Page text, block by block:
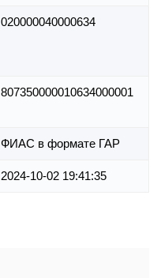
020000040000634
807350000010634000001
ФИАС в формате ГАР
2024-10-02 19:41:35